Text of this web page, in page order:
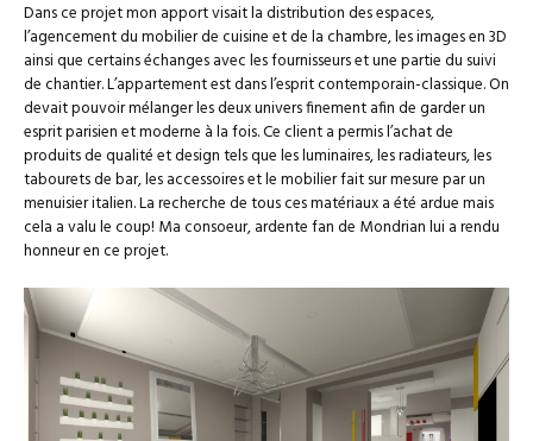
Dans ce projet mon apport visait la distribution des espaces,
l’agencement du mobilier de cuisine et de la chambre, les images en 3D
ainsi que certains échanges avec les fournisseurs et une partie du suivi
de chantier. L’appartement est dans l’esprit contemporain-classique. On
devait pouvoir mélanger les deux univers finement afin de garder un
esprit parisien et moderne à la fois. Ce client a permis l’achat de
produits de qualité et design tels que les luminaires, les radiateurs, les
tabourets de bar, les accessoires et le mobilier fait sur mesure par un
menuisier italien. La recherche de tous ces matériaux a été ardue mais
cela a valu le coup! Ma consoeur, ardente fan de Mondrian lui a rendu
honneur en ce projet.